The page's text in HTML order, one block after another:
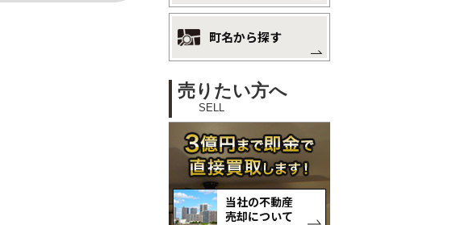
町名から探す
売りたい方へ
SELL
当社の不動産
売却について